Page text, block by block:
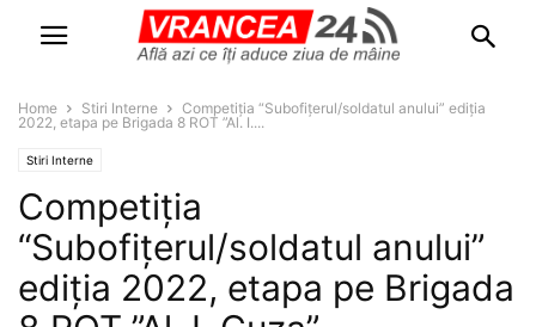
Home Stiri Interne
Competiția “Subofițerul/soldatul anului” ediția
2022, etapa pe Brigada 8 ROT ”Al. I....
Stiri Interne
Competiția
“Subofițerul/soldatul anului”
ediția 2022, etapa pe Brigada